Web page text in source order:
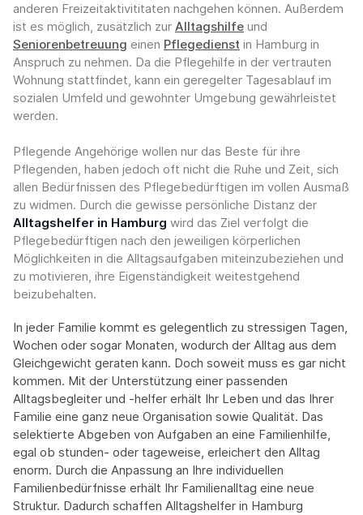
anderen Freizeitaktivititaten nachgehen können. Außerdem
ist es möglich, zusätzlich zur Alltagshilfe und
Seniorenbetreuung einen Pflegedienst in Hamburg in
Anspruch zu nehmen. Da die Pflegehilfe in der vertrauten
Wohnung stattfindet, kann ein geregelter Tagesablauf im
sozialen Umfeld und gewohnter Umgebung gewährleistet
werden.
Pflegende Angehörige wollen nur das Beste für ihre
Pflegenden, haben jedoch oft nicht die Ruhe und Zeit, sich
allen Bedürfnissen des Pflegebedürftigen im vollen Ausmaß
zu widmen. Durch die gewisse persönliche Distanz der
Alltagshelfer in Hamburg wird das Ziel verfolgt die
Pflegebedürftigen nach den jeweiligen körperlichen
Möglichkeiten in die Alltagsaufgaben miteinzubeziehen und
zu motivieren, ihre Eigenständigkeit weitestgehend
beizubehalten.
In jeder Familie kommt es gelegentlich zu stressigen Tagen,
Wochen oder sogar Monaten, wodurch der Alltag aus dem
Gleichgewicht geraten kann. Doch soweit muss es gar nicht
kommen. Mit der Unterstützung einer passenden
Alltagsbegleiter und -helfer erhält Ihr Leben und das Ihrer
Familie eine ganz neue Organisation sowie Qualität. Das
selektierte Abgeben von Aufgaben an eine Familienhilfe,
egal ob stunden- oder tageweise, erleichert den Alltag
enorm. Durch die Anpassung an Ihre individuellen
Familienbedürfnisse erhält Ihr Familienalltag eine neue
Struktur. Dadurch schaffen Alltagshelfer in Hamburg